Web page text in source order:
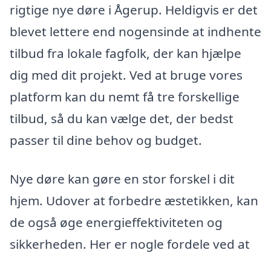
rigtige nye døre i Ågerup. Heldigvis er det
blevet lettere end nogensinde at indhente
tilbud fra lokale fagfolk, der kan hjælpe
dig med dit projekt. Ved at bruge vores
platform kan du nemt få tre forskellige
tilbud, så du kan vælge det, der bedst
passer til dine behov og budget.
Nye døre kan gøre en stor forskel i dit
hjem. Udover at forbedre æstetikken, kan
de også øge energieffektiviteten og
sikkerheden. Her er nogle fordele ved at